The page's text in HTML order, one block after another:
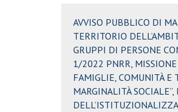
AVVISO PUBBLICO DI
TERRITORIO
GRUPPI DI PERSONE
1/2022 PNRR, MISSIONE
FAMIGLIE, COMUNITÀ E
MARGINALITÀ